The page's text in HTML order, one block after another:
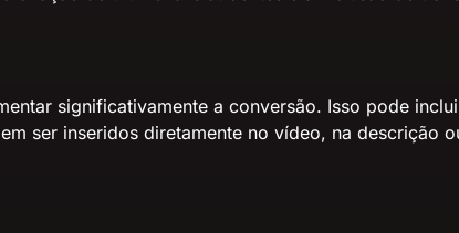
significativamente a conversão. Isso pode
ser inseridos diretamente no vídeo, na descrição